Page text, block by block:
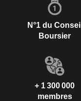
N°1 du Conseil
Boursier
+ 1 300 000
membres